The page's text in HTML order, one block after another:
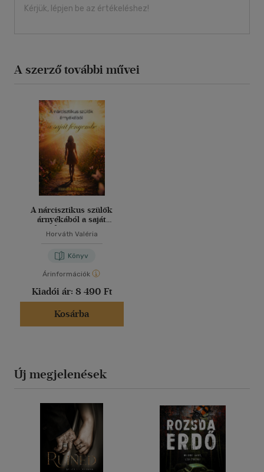
Kérjük, lépjen be az értékeléshez!
A szerző további művei
A nárcisztikus szülők
árnyékából a saját
fényembe
Horváth Valéria
Könyv
Árinformációk
Kiadói ár: 8 490 Ft
Kosárba
Új megjelenések